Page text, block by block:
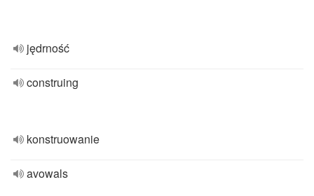
jędrność
construing
konstruowanie
avowals